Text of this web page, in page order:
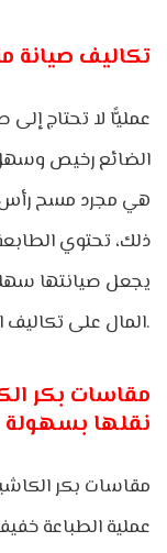
تكاليف صيانة
عمليًّا لا تحتاج إلى
الضائع رخيص وسهل
هي مجرد مسح رأس
ذلك، تحتوي
يجعل صيانتها
المال على تكاليف الصيانة.
مقاسات بكر
نقلها بسهولة
مقاسات بكر
عملية الطباعة